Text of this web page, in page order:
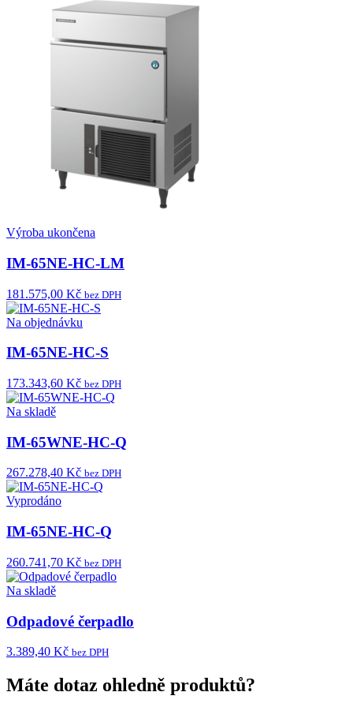
Výroba ukončena
IM-65NE-HC-LM
181.575,00 Kč bez DPH
Na objednávku
IM-65NE-HC-S
173.343,60 Kč bez DPH
Na skladě
IM-65WNE-HC-Q
267.278,40 Kč bez DPH
Vyprodáno
IM-65NE-HC-Q
260.741,70 Kč bez DPH
Na skladě
Odpadové čerpadlo
3.389,40 Kč bez DPH
Máte dotaz ohledně produktů?